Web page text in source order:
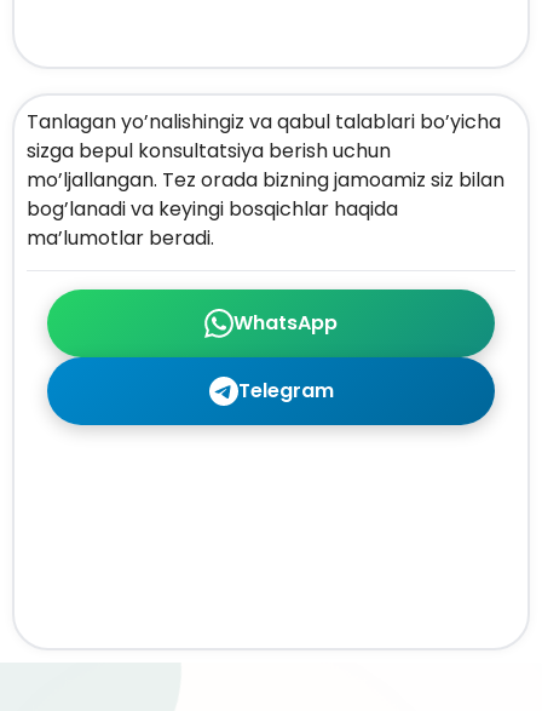
WhatsApp
Telegram
Tanlagan yo’nalishingiz va qabul talablari bo’yicha
sizga bepul konsultatsiya berish uchun
mo’ljallangan. Tez orada bizning jamoamiz siz bilan
bog’lanadi va keyingi bosqichlar haqida
ma’lumotlar beradi.